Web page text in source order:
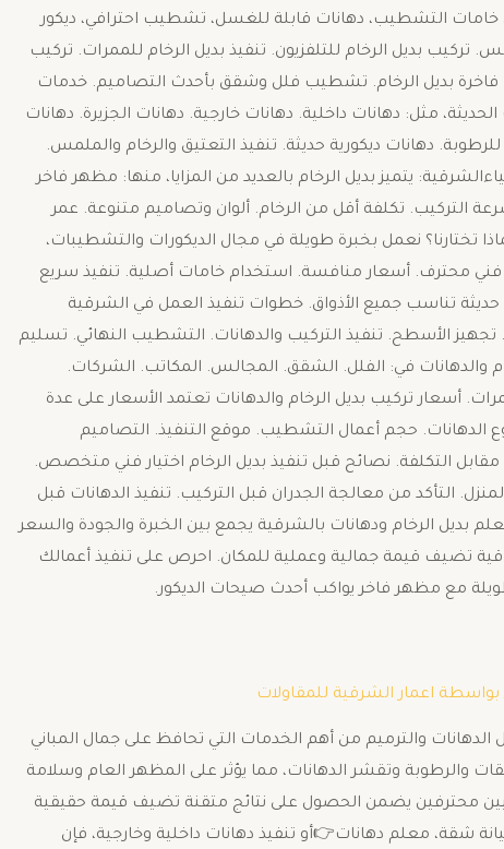
التشطيب، دهانات قابلة للغسل، تشطيب احترافي، ديكور
بديل الرخام للتلفزيون. تنفيذ بديل الرخام للممرات. تركيب
فاخرة بديل الرخام. تشطيب فلل وشقق بأحدث التصاميم. خدمات
مثل: دهانات داخلية. دهانات خارجية. دهانات الجزيرة. دهانات
دهانات ديكورية حديثة. تنفيذ التعتيق والرخام والملمس.
يتميز بديل الرخام بالعديد من المزايا، منها: مظهر فاخر
التركيب. تكلفة أقل من الرخام. ألوان وتصاميم متنوعة. عمر
تختارنا؟ نعمل بخبرة طويلة في مجال الديكورات والتشطيبات،
محترف. أسعار منافسة. استخدام خامات أصلية. تنفيذ سريع
تناسب جميع الأذواق. خطوات تنفيذ العمل في الشرقية
تجهيز الأسطح. تنفيذ التركيب والدهانات. التشطيب النهائي. تسليم
والدهانات في: الفلل. الشقق. المجالس. المكاتب. الشركات.
أسعار تركيب بديل الرخام والدهانات تعتمد الأسعار على عدة
الدهانات. حجم أعمال التشطيب. موقع التنفيذ. التصاميم
التكلفة. نصائح قبل تنفيذ بديل الرخام اختيار فني متخصص.
التأكد من معالجة الجدران قبل التركيب. تنفيذ الدهانات قبل
بديل الرخام ودهانات بالشرقية يجمع بين الخبرة والجودة والسعر
تضيف قيمة جمالية وعملية للمكان. احرص على تنفيذ أعمالك
مع مظهر فاخر يواكب أحدث صيحات الديكور.
بواسطة اعمار الشرقية للمقاولات
الدهانات والترميم من أهم الخدمات التي تحافظ على جمال المباني
والرطوبة وتقشر الدهانات، مما يؤثر على المظهر العام وسلامة
محترفين يضمن الحصول على نتائج متقنة تضيف قيمة حقيقية
شقة، معلم دهانات👉أو تنفيذ دهانات داخلية وخارجية، فإن